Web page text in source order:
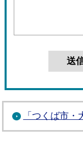
「つくば市